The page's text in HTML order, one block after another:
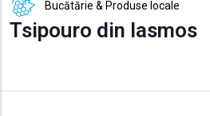
Bucătărie & Produse locale
Tsipouro din Iasmos